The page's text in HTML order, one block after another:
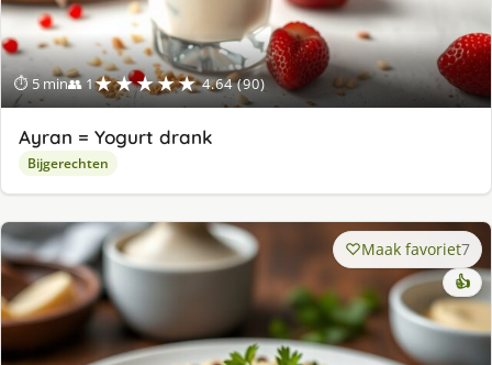
⏱ 5 min👥 1★★★★★ 4.64 (90)
Ayran = Yogurt drank
Bijgerechten
Maak favoriet7
👍